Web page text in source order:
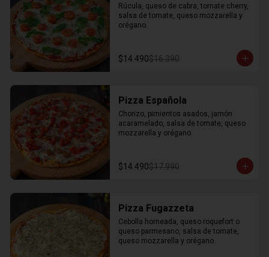
Rúcula, queso de cabra, tomate cherry,
salsa de tomate, queso mozzarella y
orégano.
$14.490$16.390
Pizza Española
Chorizo, pimientos asados, jamón
acaramelado, salsa de tomate, queso
mozzarella y orégano.
$14.490$17.990
Pizza Fugazzeta
Cebolla horneada, queso roquefort o
queso parmesano, salsa de tomate,
queso mozzarella y orégano.